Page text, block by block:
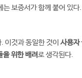
보증서가 함께 붙어 있다.
이것과 동일한 것이 사용자
을 위한 배려로 생각된다.